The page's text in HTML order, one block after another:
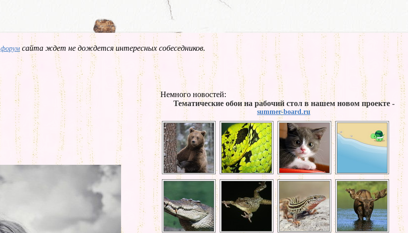
форум сайта ждет не дождется интересных собеседников.
Немного новостей:
Тематические обои на рабочий стол в нашем новом проекте -
summer-board.ru